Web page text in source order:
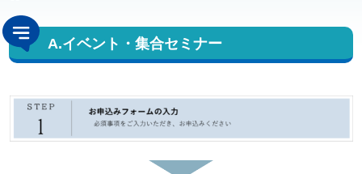
A.イベント・集合セミナー